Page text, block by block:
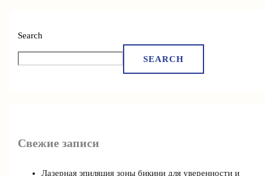
Search
SEARCH
Свежие записи
Лазерная эпиляция зоны бикини для уверенности и